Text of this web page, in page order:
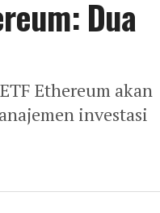
Dua
Ethereum akan
investasi